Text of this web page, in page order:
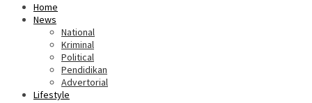
Home
News
National
Kriminal
Political
Pendidikan
Advertorial
Lifestyle